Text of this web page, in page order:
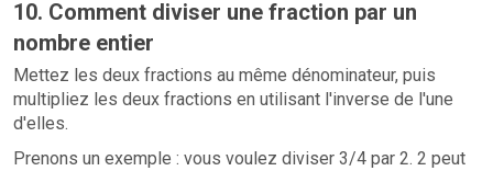
10. Comment diviser une fraction par un
nombre entier
Mettez les deux fractions au même dénominateur, puis
multipliez les deux fractions en utilisant l'inverse de l'une
d'elles.
Prenons un exemple : vous voulez diviser 3/4 par 2. 2 peut